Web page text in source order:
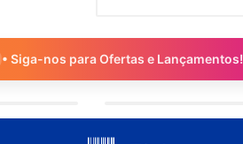
• Siga-nos para Ofertas e Lançamentos!